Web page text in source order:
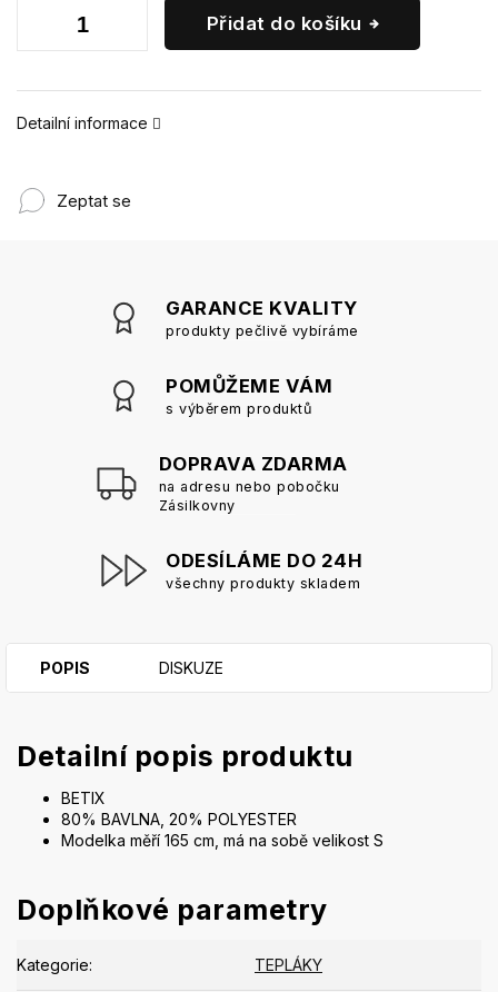
Přidat do košíku
Detailní informace
Zeptat se
GARANCE KVALITY
produkty pečlivě vybíráme
POMŮŽEME VÁM
s výběrem produktů
DOPRAVA ZDARMA
na adresu nebo pobočku
Zásilkovny
ODESÍLÁME DO 24H
všechny produkty skladem
POPIS DISKUZE
Detailní popis produktu
BETIX
80% BAVLNA, 20% POLYESTER
Modelka měří 165 cm, má na sobě velikost S
Doplňkové parametry
Kategorie: TEPLÁKY